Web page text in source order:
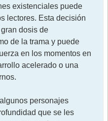
existenciales puede
lectores. Esta decisión
dosis de
de la trama y puede
en los momentos en
acelerado o una
personajes
que se les